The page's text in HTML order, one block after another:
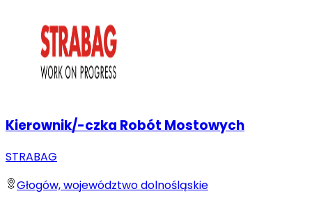
Kierownik/-czka Robót Mostowych
STRABAG
Głogów, województwo dolnośląskie